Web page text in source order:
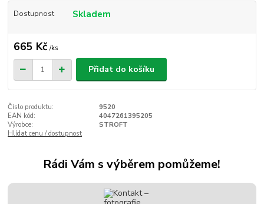
Dostupnost Skladem
665 Kč /ks
Přidat do košíku
Číslo produktu:
9520
EAN kód:
4047261395205
Výrobce:
STROFT
Hlídat cenu / dostupnost
Rádi Vám s výběrem pomůžeme!